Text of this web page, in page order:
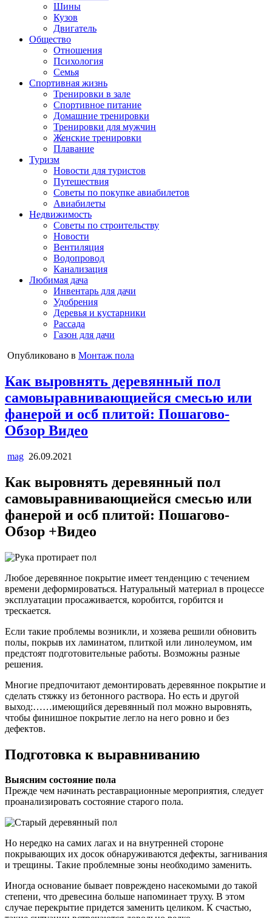
Шины
Кузов
Двигатель
Общество
Отношения
Психология
Семья
Спортивная жизнь
Тренировки в зале
Спортивное питание
Домашние тренировки
Тренировки для мужчин
Женские тренировки
Плавание
Туризм
Новости для туристов
Путешествия
Советы по покупке авиабилетов
Авиабилеты
Недвижимость
Советы по строительству
Новости
Вентиляция
Водопровод
Канализация
Любимая дача
Инвентарь для дачи
Удобрения
Деревья и кустарники
Рассада
Газон для дачи
Опубликовано в Монтаж пола
Как выровнять деревянный пол
самовыравнивающиейся смесью или
фанерой и осб плитой: Пошагово-
Обзор Видео
mag 26.09.2021
Как выровнять деревянный пол
самовыравнивающиейся смесью или
фанерой и осб плитой: Пошагово-
Обзор +Видео
Любое деревянное покрытие имеет тенденцию с течением
времени деформироваться. Натуральный материал в процессе
эксплуатации просаживается, коробится, горбится и
трескается.
Если такие проблемы возникли, и хозяева решили обновить
полы, покрыв их ламинатом, плиткой или линолеумом, им
предстоят подготовительные работы. Возможны разные
решения.
Многие предпочитают демонтировать деревянное покрытие и
сделать стяжку из бетонного раствора. Но есть и другой
выход:……имеющийся деревянный пол можно выровнять,
чтобы финишное покрытие легло на него ровно и без
дефектов.
Подготовка к выравниванию
Выясним состояние пола
Прежде чем начинать реставрационные мероприятия, следует
проанализировать состояние старого пола.
Но нередко на самих лагах и на внутренней стороне
покрывающих их досок обнаруживаются дефекты, загнивания
и трещины. Такие проблемные зоны необходимо заменить.
Иногда основание бывает повреждено насекомыми до такой
степени, что древесина больше напоминает труху. В этом
случае перекрытие придется заменить целиком. К счастью,